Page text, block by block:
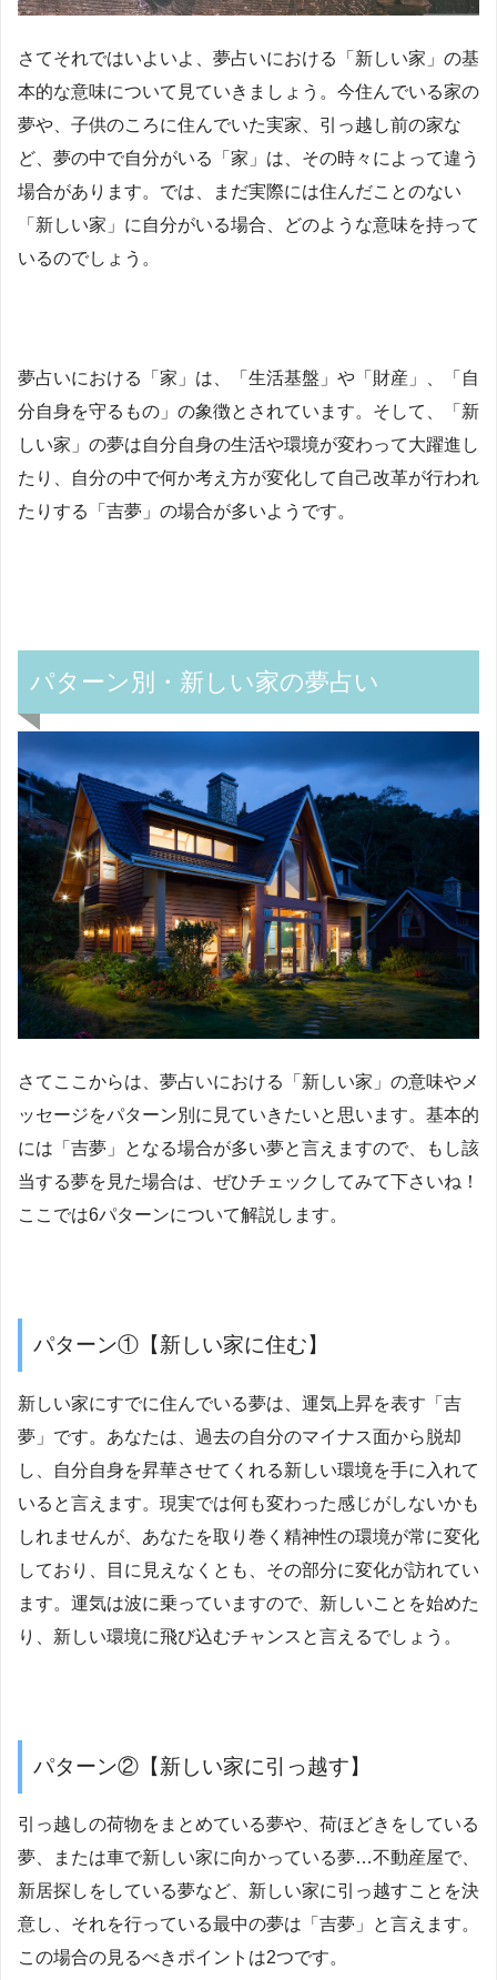
さてそれではいよいよ、夢占いにおける「新しい家」の基
本的な意味について見ていきましょう。今住んでいる家の
夢や、子供のころに住んでいた実家、引っ越し前の家な
ど、夢の中で自分がいる「家」は、その時々によって違う
場合があります。では、まだ実際には住んだことのない
「新しい家」に自分がいる場合、どのような意味を持って
いるのでしょう。
夢占いにおける「家」は、「生活基盤」や「財産」、「自
分自身を守るもの」の象徴とされています。そして、「新
しい家」の夢は自分自身の生活や環境が変わって大躍進し
たり、自分の中で何か考え方が変化して自己改革が行われ
たりする「吉夢」の場合が多いようです。
パターン別・新しい家の夢占い
さてここからは、夢占いにおける「新しい家」の意味やメ
ッセージをパターン別に見ていきたいと思います。基本的
には「吉夢」となる場合が多い夢と言えますので、もし該
当する夢を見た場合は、ぜひチェックしてみて下さいね！
ここでは6パターンについて解説します。
パターン①【新しい家に住む】
新しい家にすでに住んでいる夢は、運気上昇を表す「吉
夢」です。あなたは、過去の自分のマイナス面から脱却
し、自分自身を昇華させてくれる新しい環境を手に入れて
いると言えます。現実では何も変わった感じがしないかも
しれませんが、あなたを取り巻く精神性の環境が常に変化
しており、目に見えなくとも、その部分に変化が訪れてい
ます。運気は波に乗っていますので、新しいことを始めた
り、新しい環境に飛び込むチャンスと言えるでしょう。
パターン②【新しい家に引っ越す】
引っ越しの荷物をまとめている夢や、荷ほどきをしている
夢、または車で新しい家に向かっている夢…不動産屋で、
新居探しをしている夢など、新しい家に引っ越すことを決
意し、それを行っている最中の夢は「吉夢」と言えます。
この場合の見るべきポイントは2つです。